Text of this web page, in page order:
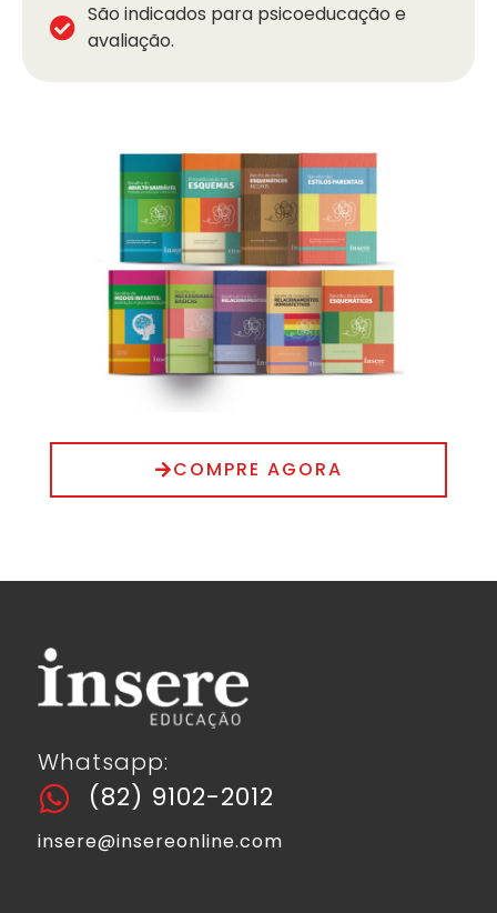
São indicados para psicoeducação e
avaliação.
COMPRE AGORA
Whatsapp:
(82) 9102-2012
insere@insereonline.com